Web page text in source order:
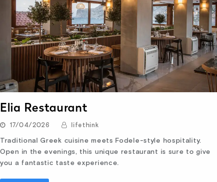
Elia Restaurant
17/04/2026 lifethink
Traditional Greek cuisine meets Fodele-style hospitality.
Open in the evenings, this unique restaurant is sure to give
you a fantastic taste experience.